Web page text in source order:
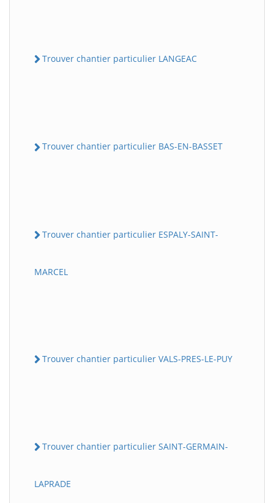
Trouver chantier particulier LANGEAC
Trouver chantier particulier BAS-EN-BASSET
Trouver chantier particulier ESPALY-SAINT-
MARCEL
Trouver chantier particulier VALS-PRES-LE-PUY
Trouver chantier particulier SAINT-GERMAIN-
LAPRADE